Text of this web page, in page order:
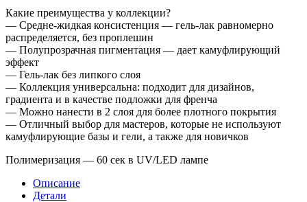
Какие преимущества у коллекции?
— Средне-жидкая консистенция — гель-лак равномерно
распределяется, без проплешин
— Полупрозрачная пигментация — дает камуфлирующий
эффект
— Гель-лак без липкого слоя
— Коллекция универсальна: подходит для дизайнов,
градиента и в качестве подложки для френча
— Можно нанести в 2 слоя для более плотного покрытия
— Отличный выбор для мастеров, которые не используют
камуфлирующие базы и гели, а также для новичков
Полимеризация — 60 сек в UV/LED лампе
Описание
Детали